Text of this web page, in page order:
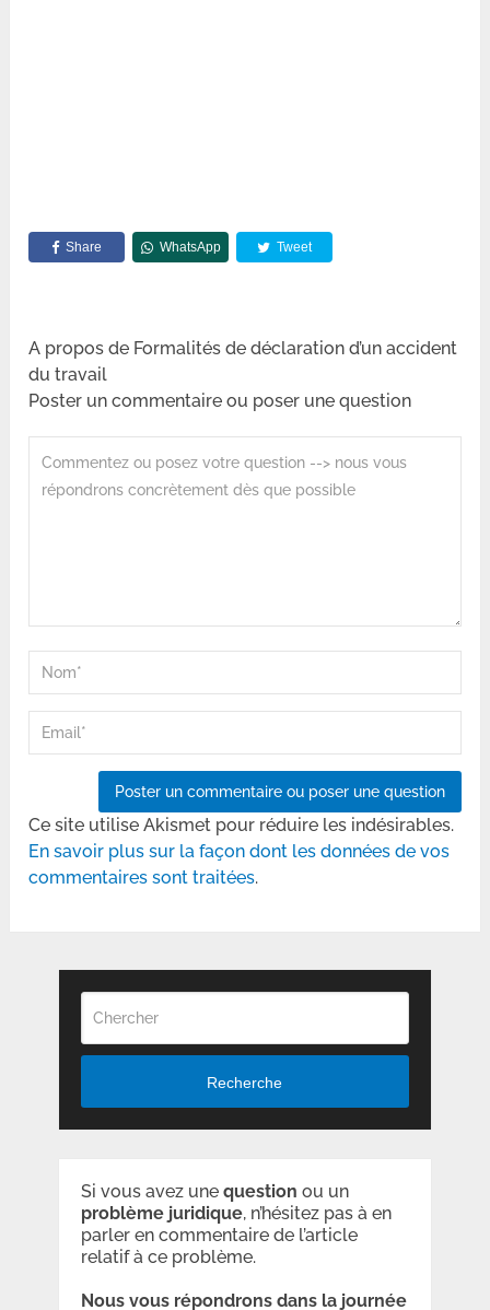
Share WhatsApp Tweet
A propos de Formalités de déclaration d’un accident
du travail
Poster un commentaire ou poser une question
Ce site utilise Akismet pour réduire les indésirables.
En savoir plus sur la façon dont les données de vos
commentaires sont traitées.
Recherche
Si vous avez une question ou un
problème juridique, n’hésitez pas à en
parler en commentaire de l’article
relatif à ce problème.
Nous vous répondrons dans la journée